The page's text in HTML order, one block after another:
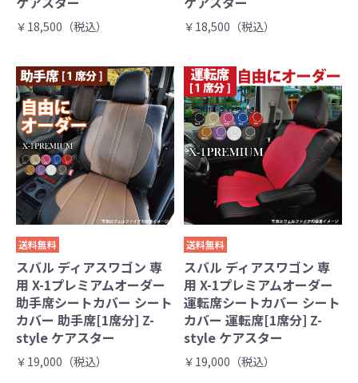
￥18,500（税込） ￥18,500（税込）
送料無料
スバル ディアスワゴン 専
用 X-1プレミアムオーダー
助手席シートカバー シート
カバー 助手席[1席分] Z-
style ケアスター
￥19,000（税込）
送料無料
スバル ディアスワゴン 専
用 X-1プレミアムオーダー
運転席シートカバー シート
カバー 運転席[1席分] Z-
style ケアスター
￥19,000（税込）